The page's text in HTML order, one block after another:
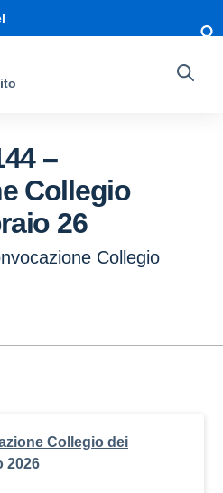
–
Collegio
26
Collegio
Collegio dei
2026